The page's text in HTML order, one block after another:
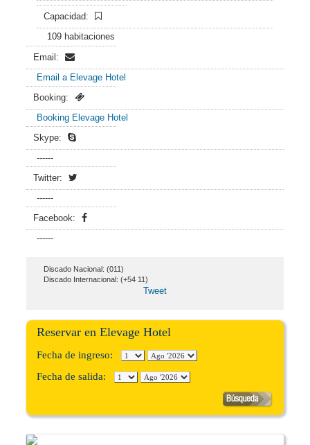
Capacidad:
109 habitaciones
Email:
Email a Elevage Hotel
Booking:
Booking Elevage Hotel
Skype:
------
Twitter:
------
Facebook:
------
Discado Nacional: (011)
Discado Internacional: (+54 11)
Tweet
Reservar en Elevage Hotel
Fecha de ingreso:
Fecha de salida: